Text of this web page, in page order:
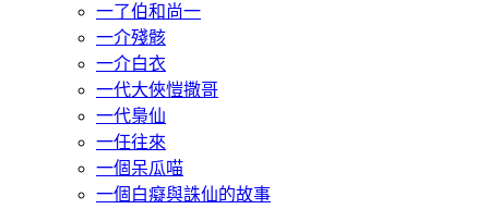
一了伯和尚一
一介殘骸
一介白衣
一代大俠愷撒哥
一代梟仙
一任往來
一個呆瓜喵
一個白癡與誅仙的故事